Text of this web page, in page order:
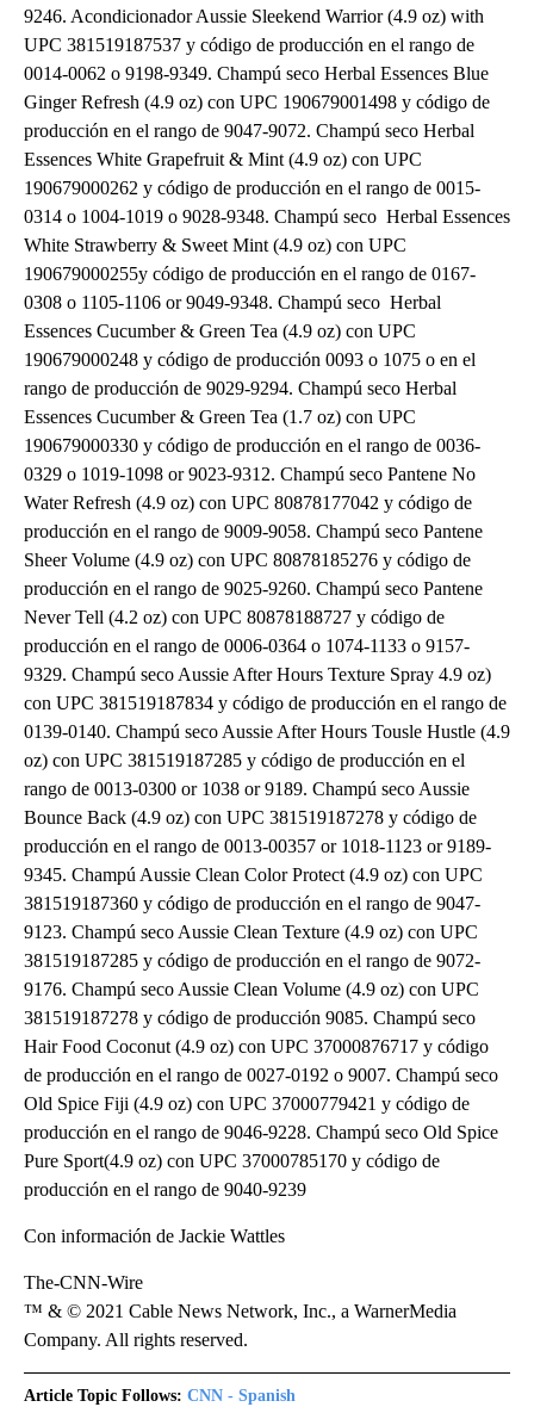
9246. Acondicionador Aussie Sleekend Warrior (4.9 oz) with
UPC 381519187537 y código de producción en el rango de
0014-0062 o 9198-9349. Champú seco Herbal Essences Blue
Ginger Refresh (4.9 oz) con UPC 190679001498 y código de
producción en el rango de 9047-9072. Champú seco Herbal
Essences White Grapefruit & Mint (4.9 oz) con UPC
190679000262 y código de producción en el rango de 0015-
0314 o 1004-1019 o 9028-9348. Champú seco Herbal Essences
White Strawberry & Sweet Mint (4.9 oz) con UPC
190679000255y código de producción en el rango de 0167-
0308 o 1105-1106 or 9049-9348. Champú seco Herbal
Essences Cucumber & Green Tea (4.9 oz) con UPC
190679000248 y código de producción 0093 o 1075 o en el
rango de producción de 9029-9294. Champú seco Herbal
Essences Cucumber & Green Tea (1.7 oz) con UPC
190679000330 y código de producción en el rango de 0036-
0329 o 1019-1098 or 9023-9312. Champú seco Pantene No
Water Refresh (4.9 oz) con UPC 80878177042 y código de
producción en el rango de 9009-9058. Champú seco Pantene
Sheer Volume (4.9 oz) con UPC 80878185276 y código de
producción en el rango de 9025-9260. Champú seco Pantene
Never Tell (4.2 oz) con UPC 80878188727 y código de
producción en el rango de 0006-0364 o 1074-1133 o 9157-
9329. Champú seco Aussie After Hours Texture Spray 4.9 oz)
con UPC 381519187834 y código de producción en el rango de
0139-0140. Champú seco Aussie After Hours Tousle Hustle (4.9
oz) con UPC 381519187285 y código de producción en el
rango de 0013-0300 or 1038 or 9189. Champú seco Aussie
Bounce Back (4.9 oz) con UPC 381519187278 y código de
producción en el rango de 0013-00357 or 1018-1123 or 9189-
9345. Champú Aussie Clean Color Protect (4.9 oz) con UPC
381519187360 y código de producción en el rango de 9047-
9123. Champú seco Aussie Clean Texture (4.9 oz) con UPC
381519187285 y código de producción en el rango de 9072-
9176. Champú seco Aussie Clean Volume (4.9 oz) con UPC
381519187278 y código de producción 9085. Champú seco
Hair Food Coconut (4.9 oz) con UPC 37000876717 y código
de producción en el rango de 0027-0192 o 9007. Champú seco
Old Spice Fiji (4.9 oz) con UPC 37000779421 y código de
producción en el rango de 9046-9228. Champú seco Old Spice
Pure Sport(4.9 oz) con UPC 37000785170 y código de
producción en el rango de 9040-9239
Con información de Jackie Wattles
The-CNN-Wire
™ & © 2021 Cable News Network, Inc., a WarnerMedia
Company. All rights reserved.
Article Topic Follows: CNN - Spanish